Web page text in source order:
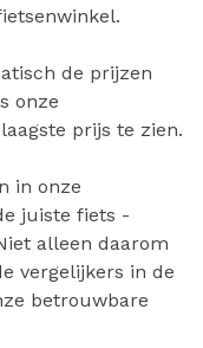
de prijzen
onze
prijs te zien.
in onze
juiste fiets -
alleen daarom
vergelijkers in de
betrouwbare